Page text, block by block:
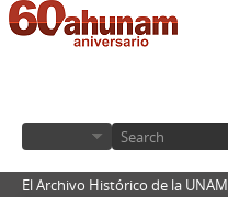
El Archivo Histórico de la UNAM